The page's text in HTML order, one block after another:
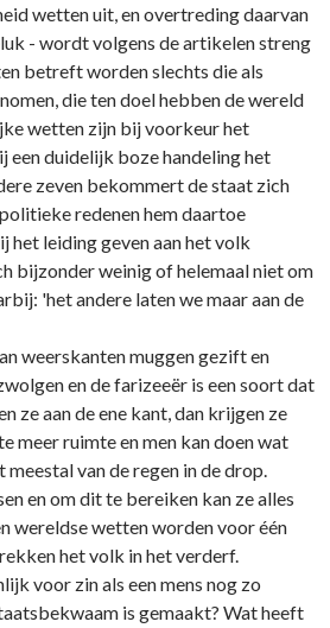
wetten uit, en overtreding daarvan
- wordt volgens de artikelen streng
betreft worden slechts die als
die ten doel hebben de wereld
wetten zijn bij voorkeur het
een duidelijk boze handeling het
zeven bekommert de staat zich
redenen hem daartoe
het leiding geven aan het volk
bijzonder weinig of helemaal niet om
'het andere laten we maar aan de
weerskanten muggen gezift en
en de farizeeër is een soort dat
ze aan de ene kant, dan krijgen ze
meer ruimte en men kan doen wat
van de regen in de drop.
en om dit te bereiken kan ze alles
wereldse wetten worden voor één
het volk in het verderf.
voor zin als een mens nog zo
is gemaakt? Wat heeft